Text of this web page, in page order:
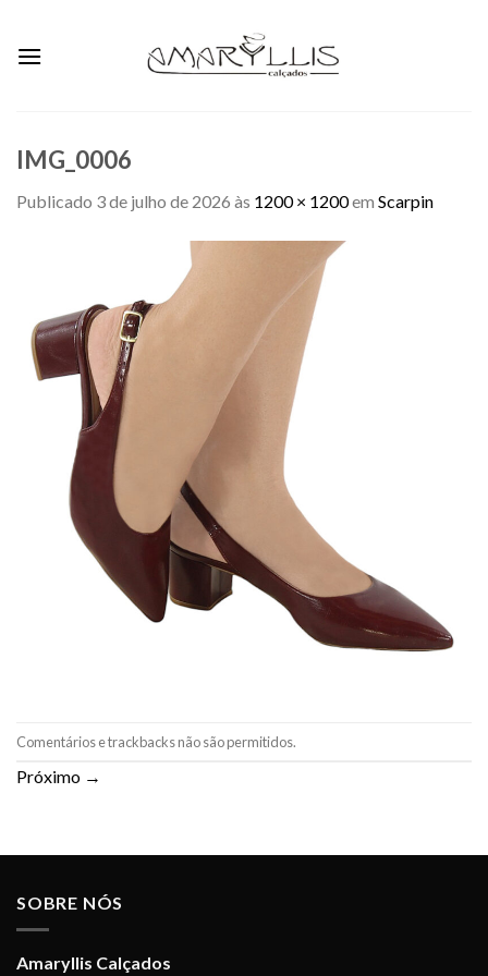
content
IMG_0006
Publicado 3 de julho de 2026 às 1200 × 1200em Scarpin
Comentários e trackbacks não são permitidos.
Próximo →
SOBRE NÓS
Amaryllis Calçados